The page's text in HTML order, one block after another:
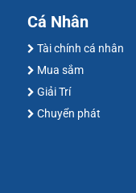
Cá Nhân
Tài chính cá nhân
Mua sắm
Giải Trí
Chuyển phát